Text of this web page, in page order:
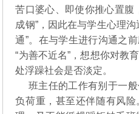
苦口婆心、即使你推心置腹
成钢”，因此在与学生心理
通”。在与学生进行沟通之
“为善不近名”，想想你对教
处浮躁社会是否淡定。
班主任的工作有别于一般
负荷重，甚至还伴随有风